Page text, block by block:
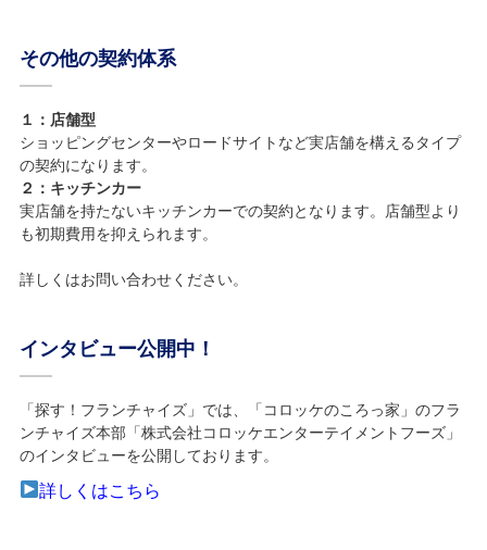
その他の契約体系
１：店舗型
ショッピングセンターやロードサイトなど実店舗を構えるタイプ
の契約になります。
２：キッチンカー
実店舗を持たないキッチンカーでの契約となります。店舗型より
も初期費用を抑えられます。
詳しくはお問い合わせください。
インタビュー公開中！
「探す！フランチャイズ」では、「コロッケのころっ家」のフラ
ンチャイズ本部「株式会社コロッケエンターテイメントフーズ」
のインタビューを公開しております。
詳しくはこちら